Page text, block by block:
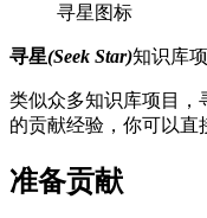
寻星图标
寻星(Seek Star)知识库
类似众多知识库项目，
的贡献经验，你可以直
准备贡献